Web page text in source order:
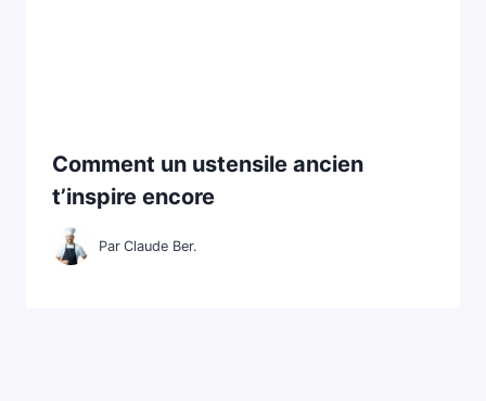
Comment un ustensile ancien
t’inspire encore
Par Claude Ber.